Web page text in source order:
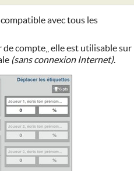
avec tous les
compte,, elle est utilisable sur
(sans connexion Internet).